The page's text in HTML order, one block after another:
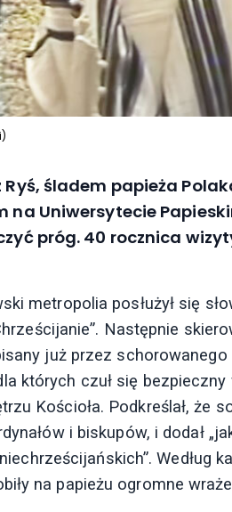
śladem papieża
na Uniwersytecie
próg. 40 rocznica
metropolia posłużył się
Następnie
już przez
których czuł się
Kościoła. Podkreślał, że
i biskupów, i dodał
Według
na papieżu ogromne